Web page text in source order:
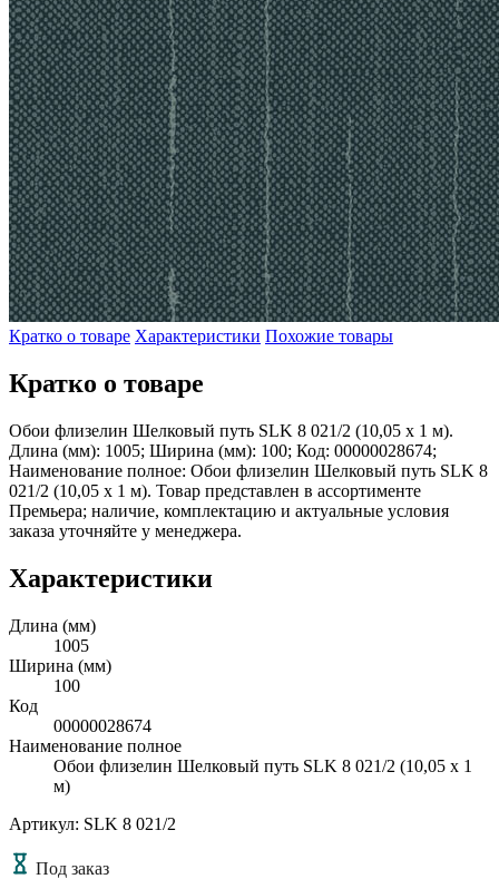
Кратко о товаре Характеристики Похожие товары
Кратко о товаре
Обои флизелин Шелковый путь SLK 8 021/2 (10,05 х 1 м).
Длина (мм): 1005; Ширина (мм): 100; Код: 00000028674;
Наименование полное: Обои флизелин Шелковый путь SLK 8
021/2 (10,05 х 1 м). Товар представлен в ассортименте
Премьера; наличие, комплектацию и актуальные условия
заказа уточняйте у менеджера.
Характеристики
Длина (мм)
1005
Ширина (мм)
100
Код
00000028674
Наименование полное
Обои флизелин Шелковый путь SLK 8 021/2 (10,05 х 1
м)
Артикул: SLK 8 021/2
Под заказ